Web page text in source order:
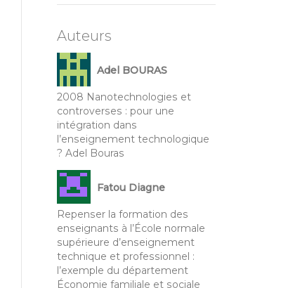
Auteurs
Adel BOURAS
2008 Nanotechnologies et
controverses : pour une
intégration dans
l’enseignement technologique
? Adel Bouras
Fatou Diagne
Repenser la formation des
enseignants à l’École normale
supérieure d’enseignement
technique et professionnel :
l’exemple du département
Économie familiale et sociale